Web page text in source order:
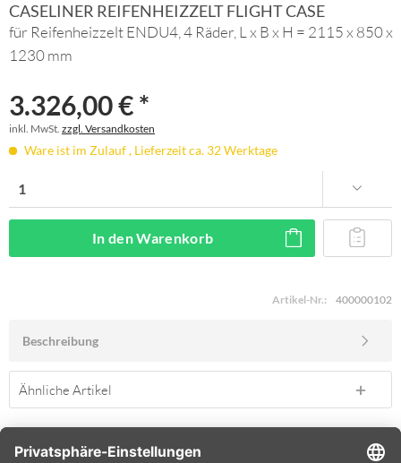
CASELINER REIFENHEIZZELT FLIGHT CASE
für Reifenheizzelt ENDU4, 4 Räder, L x B x H = 2115 x 850 x
1230 mm
3.326,00 € *
inkl. MwSt. zzgl. Versandkosten
Ware ist im Zulauf , Lieferzeit ca. 32 Werktage
In denWarenkorb
Artikel-Nr.: 400000102
Beschreibung
Ähnliche Artikel
SERVICE HOTLINE